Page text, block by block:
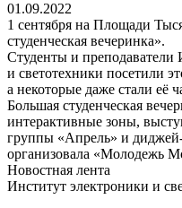
01.09.2022
1 сентября на Площади
студенческая вечеринка».
Студенты и преподаватели
и светотехники посетили
а некоторые даже стали её
Большая студенческая
интерактивные зоны,
группы «Апрель» и
организовала «Молодежь
Новостная лента
Институт электроники и